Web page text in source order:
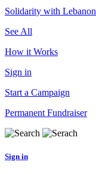
Solidarity with Lebanon
See All
How it Works
Sign in
Start a Campaign
Permanent Fundraiser
Sign in